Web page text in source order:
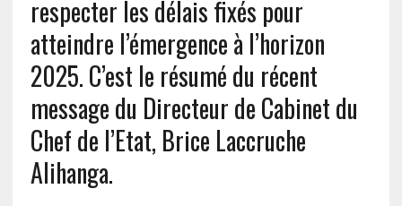
respecter les délais fixés pour
atteindre l’émergence à l’horizon
2025. C’est le résumé du récent
message du Directeur de Cabinet du
Chef de l’Etat, Brice Laccruche
Alihanga.